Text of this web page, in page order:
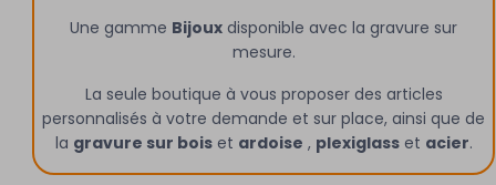
Une gamme Bijoux disponible avec la gravure sur
mesure.
La seule boutique à vous proposer des articles
personnalisés à votre demande et sur place, ainsi que de
la gravure sur boiset ardoise , plexiglasset acier.